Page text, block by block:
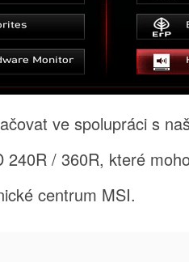
ve spolupráci s
240R / 360R, které
centrum MSI.